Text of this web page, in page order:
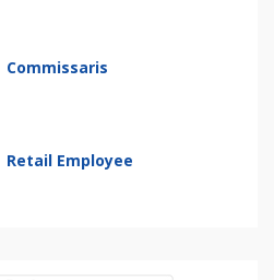
Commissaris
Retail Employee